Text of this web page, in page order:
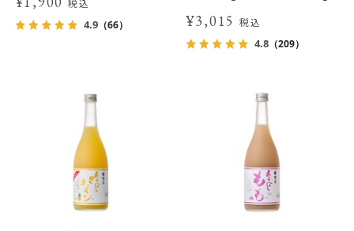
税込
4.9（66） ¥3,015 税込
4.8 （209）